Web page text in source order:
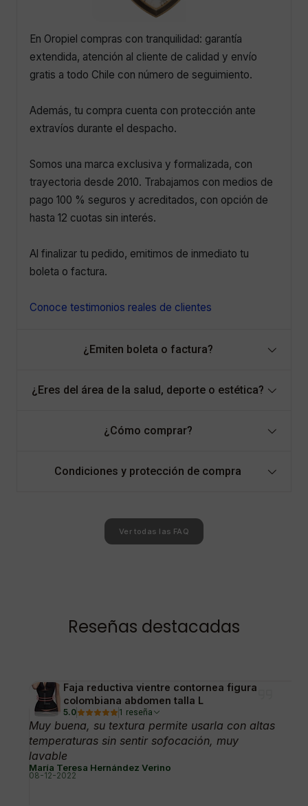
En Oropiel compras con tranquilidad: garantía
extendida, atención al cliente de calidad y envío
gratis a todo Chile con número de seguimiento.
Además, tu compra cuenta con protección ante
extravíos durante el despacho.
Somos una marca exclusiva y formalizada, con
trayectoria desde 2010. Trabajamos con medios de
pago 100 % seguros y acreditados, con opción de
hasta 12 cuotas sin interés.
Al finalizar tu pedido, emitimos de inmediato tu
boleta o factura.
Conoce testimonios reales de clientes
¿Emiten boleta o factura?
¿Eres del área de la salud, deporte o estética?
¿Cómo comprar?
Condiciones y protección de compra
Ver todas las FAQ
Reseñas destacadas
Faja reductiva vientre contornea figura
colombiana abdomen talla L
5.0 1 reseña
Muy buena, su textura permite usarla con altas
temperaturas sin sentir sofocación, muy
lavable
María Teresa Hernández Verino
08-12-2022